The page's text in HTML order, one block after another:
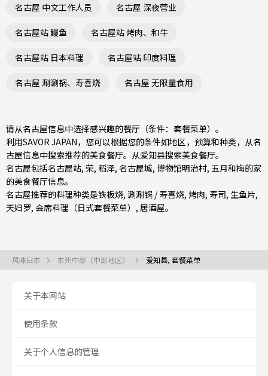
名古屋 中文工作人员 名古屋 深夜营业
名古屋站 鳗鱼 名古屋站 烤肉、和牛
名古屋站 日本料理 名古屋站 印度料理
名古屋 涮涮锅、寿喜烧 名古屋 无限量食用
请从名古屋信息中选择感兴趣的餐厅（条件：套餐菜单）。
利用SAVOR JAPAN，您可以根据您的条件如地区，预算和种类，从名
古屋信息中搜索推荐的美食餐厅。从爱知县搜索美食餐厅。
名古屋包括名古屋站, 荣, 稻泽, 名古屋城, 博物馆明治村, 五月和梅的家
的美食餐厅信息。
名古屋推荐的料理种类是铁板烧, 涮涮锅 / 寿喜烧, 烤肉, 寿司, 生鱼片,
天妇罗, 会席料理（日式套餐菜单） , 居酒屋。
风味日本 本州中部（中部地区） 爱知县, 套餐菜单
关于本网站
使用条款
关于个人信息的管理